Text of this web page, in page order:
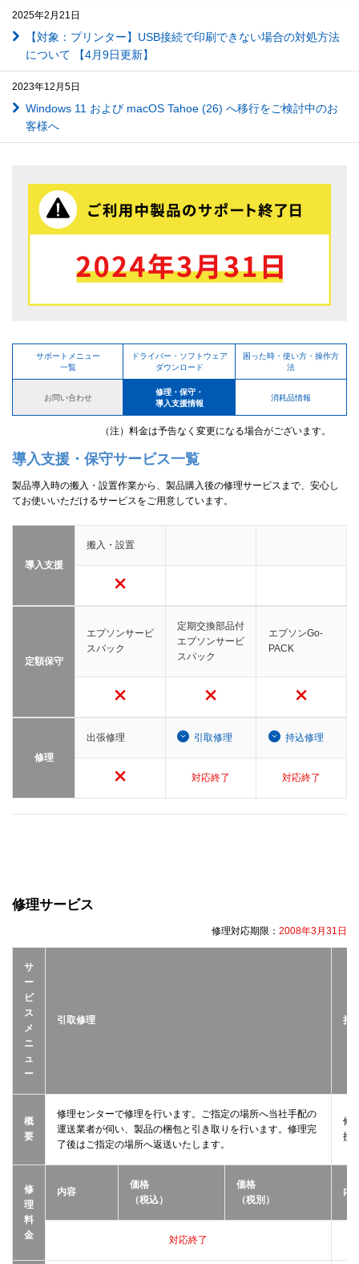
2025年2月21日
【対象：プリンター】USB接続で印刷できない場合の対処方法
について 【4月9日更新】
2023年12月5日
Windows 11 および macOS Tahoe (26) へ移行をご検討中のお
客様へ
サポートメニュー
一覧
ドライバー・ソフトウェア
ダウンロード
困った時・使い方・操作方
法
お問い合わせ
修理・保守・
導入支援情報
消耗品情報
（注）料金は予告なく変更になる場合がございます。
導入支援・保守サービス一覧
製品導入時の搬入・設置作業から、製品購入後の修理サービスまで、安心し
てお使いいただけるサービスをご用意しています。
導入支援
搬入・設置
定額保守
エプソンサービ
スパック
定期交換部品付
エプソンサービ
スパック
エプソンGo-
PACK
修理
出張修理 引取修理 持込修理
対応終了 対応終了
修理サービス
修理対応期限： 2008年3月31日
サ
ー
ビ
ス
メ
ニ
ュ
ー
引取修理 持
概
要
修理センターで修理を行います。ご指定の場所へ当社手配の
運送業者が伺い、製品の梱包と引き取りを行います。修理完
了後はご指定の場所へ返送いたします。
修
接
修
理
料
金
内容
価格
（税込）
価格
（税別）
内
対応終了